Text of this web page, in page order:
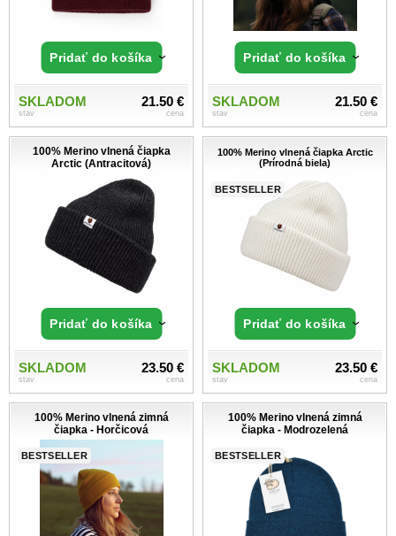
Pridať do košíka
SKLADOM
stav
21.50 €
cena
Pridať do košíka
SKLADOM
stav
21.50 €
cena
100% Merino vlnená čiapka
Arctic (Antracitová)
Pridať do košíka
SKLADOM
stav
23.50 €
cena
100% Merino vlnená čiapka Arctic
(Prírodná biela)
BESTSELLER
Pridať do košíka
SKLADOM
stav
23.50 €
cena
100% Merino vlnená zimná
čiapka - Horčicová
BESTSELLER
100% Merino vlnená zimná
čiapka - Modrozelená
BESTSELLER